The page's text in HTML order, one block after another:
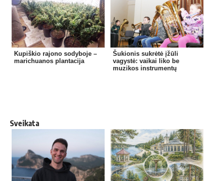
Kupiškio rajono sodyboje –
marichuanos plantacija
Šukionis sukrėtė įžūli
vagystė: vaikai liko be
muzikos instrumentų
Sveikata